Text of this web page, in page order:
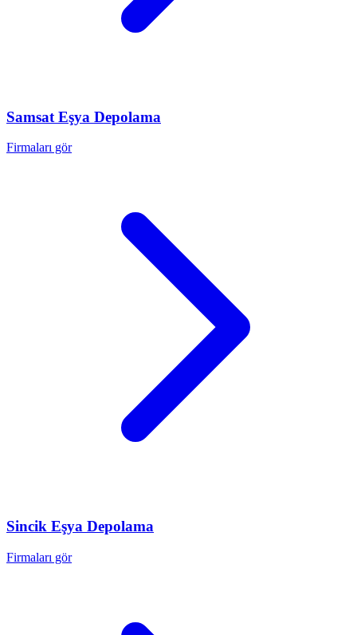
Samsat Eşya Depolama
Firmaları gör
Sincik Eşya Depolama
Firmaları gör